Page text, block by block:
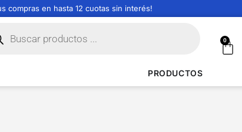
compras en hasta 12 cuotas sin interés!
0
PRODUCTOS